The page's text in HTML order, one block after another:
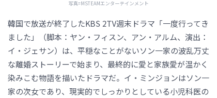
写真=MSTEAMエンターテインメント
韓国で放送が終了したKBS 2TV週末ドラマ「一度行ってき
ました」（脚本：ヤン・フィスン、アン・アルム、演出：
イ・ジェサン）は、平穏なことがないソン一家の波乱万丈
な離婚ストーリーで始まり、最終的に愛と家族愛が温かく
染みこむ物語を描いたドラマだ。イ・ミンジョンはソン一
家の次女であり、現実的でしっかりとしている小児科医の